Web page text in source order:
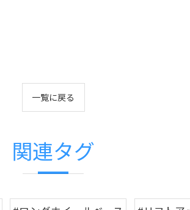
一覧に戻る
関連タグ